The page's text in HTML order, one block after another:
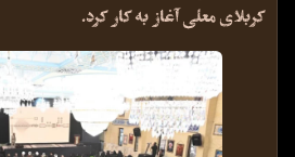
کربلای معلی آغاز به کار کرد.